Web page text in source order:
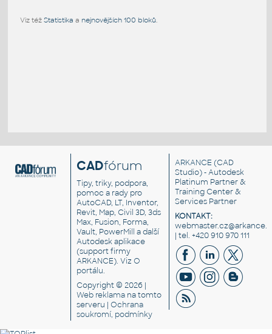
Viz též Statistika a nejnovějších 100 bloků.
CADfórum
Tipy, triky, podpora,
pomoc a rady pro
AutoCAD, LT, Inventor,
Revit, Map, Civil 3D, 3ds
Max, Fusion, Forma,
Vault, PowerMill a další
Autodesk aplikace
(support firmy
ARKANCE). VizO
portálu.
Copyright © 2026 |
Web reklama na tomto
serveru |Ochrana
soukromí, podmínky
ARKANCE (CAD
Studio) - Autodesk
Platinum Partner &
Training Center &
Services Partner
KONTAKT:
| tel. +420 910 970 111